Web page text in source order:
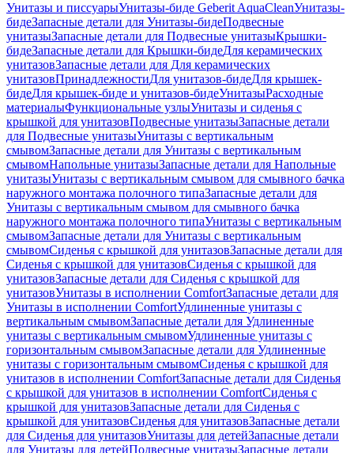
Унитазы и писсуарыУнитазы-биде Geberit AquaCleanУнитазы-
бидеЗапасные детали для Унитазы-бидеПодвесные
унитазыЗапасные детали для Подвесные унитазыКрышки-
бидеЗапасные детали для Крышки-бидеДля керамических
унитазовЗапасные детали для Для керамических
унитазовПринадлежностиДля унитазов-бидеДля крышек-
бидеДля крышек-биде и унитазов-бидеУнитазыРасходные
материалыФункциональные узлыУнитазы и сиденья с
крышкой для унитазовПодвесные унитазыЗапасные детали
для Подвесные унитазыУнитазы с вертикальным
смывомЗапасные детали для Унитазы с вертикальным
смывомНапольные унитазыЗапасные детали для Напольные
унитазыУнитазы с вертикальным смывом для смывного бачка
наружного монтажа полочного типаЗапасные детали для
Унитазы с вертикальным смывом для смывного бачка
наружного монтажа полочного типаУнитазы с вертикальным
смывомЗапасные детали для Унитазы с вертикальным
смывомСиденья с крышкой для унитазовЗапасные детали для
Сиденья с крышкой для унитазовСиденья с крышкой для
унитазовЗапасные детали для Сиденья с крышкой для
унитазовУнитазы в исполнении ComfortЗапасные детали для
Унитазы в исполнении ComfortУдлиненные унитазы с
вертикальным смывомЗапасные детали для Удлиненные
унитазы с вертикальным смывомУдлиненные унитазы с
горизонтальным смывомЗапасные детали для Удлиненные
унитазы с горизонтальным смывомСиденья с крышкой для
унитазов в исполнении ComfortЗапасные детали для Сиденья
с крышкой для унитазов в исполнении ComfortСиденья с
крышкой для унитазовЗапасные детали для Сиденья с
крышкой для унитазовСиденья для унитазовЗапасные детали
для Сиденья для унитазовУнитазы для детейЗапасные детали
для Унитазы для детейПодвесные унитазыЗапасные детали